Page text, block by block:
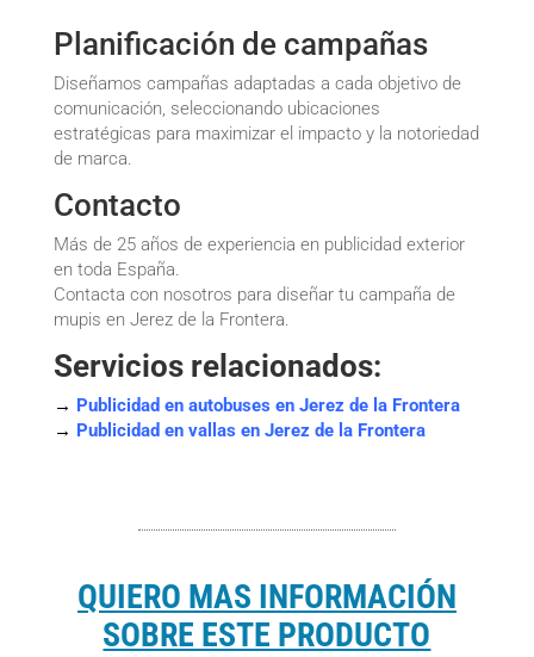
Planificación de campañas
Diseñamos campañas adaptadas a cada objetivo de
comunicación, seleccionando ubicaciones
estratégicas para maximizar el impacto y la notoriedad
de marca.
Contacto
Más de 25 años de experiencia en publicidad exterior
en toda España.
Contacta con nosotros para diseñar tu campaña de
mupis en Jerez de la Frontera.
Servicios relacionados:
→ Publicidad en autobuses en Jerez de la Frontera
→ Publicidad en vallas en Jerez de la Frontera
QUIERO MAS INFORMACIÓN
SOBRE ESTE PRODUCTO